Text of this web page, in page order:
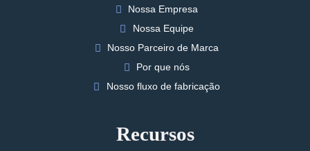
Nossa Empresa
Nossa Equipe
Nosso Parceiro de Marca
Por que nós
Nosso fluxo de fabricação
Recursos